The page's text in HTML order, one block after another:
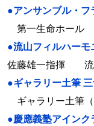
●アンサンブル・フ
第一生命ホール
●流山フィルハーモ
佐藤雄一指揮 流
●ギャラリー土筆
ギャラリー土筆（
●慶應義塾アインク